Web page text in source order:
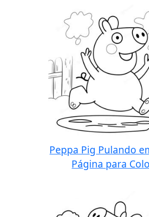
Peppa Pig Pulando
Página para